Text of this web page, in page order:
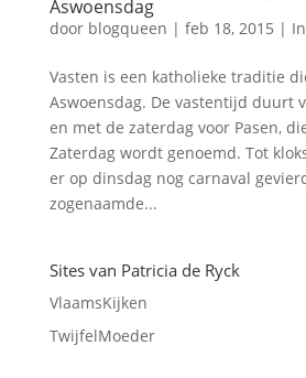
Aswoensdag
door blogqueen | feb 18, 2015 |
Vasten is een katholieke traditie
Aswoensdag. De vastentijd duurt
en met de zaterdag voor Pasen,
Zaterdag wordt genoemd. Tot
er op dinsdag nog carnaval
zogenaamde...
Sites van Patricia de Ryck
VlaamsKijken
TwijfelMoeder